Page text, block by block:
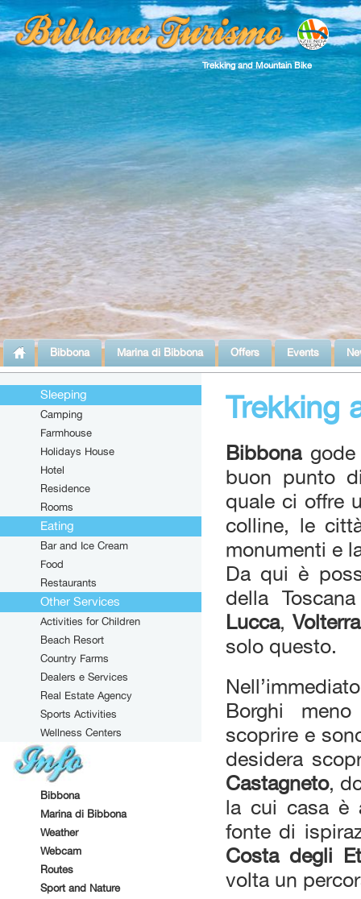
Trekking and Mountain Bike
Bibbona Marina di Bibbona Offers Events
Sleeping
Camping
Farmhouse
Holidays House
Hotel
Residence
Rooms
Eating
Bar and Ice Cream
Food
Restaurants
Other Services
Activities for Children
Beach Resort
Country Farms
Dealers e Services
Real Estate Agency
Sports Activities
Wellness Centers
Bibbona
Marina di Bibbona
Weather
Webcam
Routes
Sport and Nature
Trekking
Bibbonagode
buon punto
quale ci offre
colline, le
monumenti e
Da qui è
della
Lucca, Volterra
solo questo.
Borghi
scoprire e
desidera
Castagneto,
la cui casa è
fonte di
Costa degli
volta un